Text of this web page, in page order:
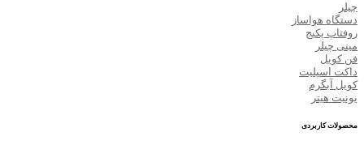
چیلر
دستگاه هواساز
روفتاپ پکیج
مینی چیلر
فن کویل
داکت اسپلیت
کویل آبگرم
یونیت هیتر
محصولات کاربردی